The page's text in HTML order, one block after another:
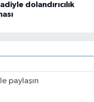
dolandırıcılık